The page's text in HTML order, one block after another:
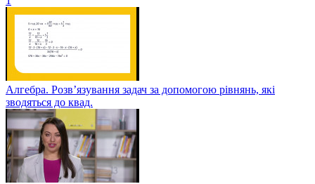
Алгебра. Розв’язування задач за допомогою рівнянь, які
зводяться до квад.